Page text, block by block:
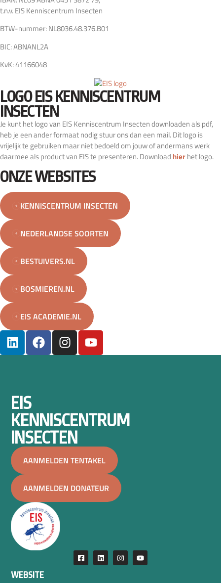
t.n.v. EIS Kenniscentrum Insecten
BTW-nummer: NL8036.48.376.B01
BIC: ABNANL2A
KvK: 41166048
LOGO EIS KENNISCENTRUM
INSECTEN
Je kunt het logo van EIS Kenniscentrum Insecten downloaden als pdf,
heb je een ander formaat nodig stuur ons dan een mail. Dit logo is
vrijelijk te gebruiken maar niet bedoeld om jouw of andermans werk
daarmee als product van EIS te presenteren. Download hierhet logo.
ONZE WEBSITES
KENNISCENTRUM INSECTEN
NEDERLANDSE SOORTEN
BESTUIVERS.NL
BOSMIEREN.NL
EIS ACADEMIE.NL
EIS
KENNISCENTRUM
INSECTEN
AANMELDEN TENTAKEL
AANMELDEN DONATEUR
WEBSITE